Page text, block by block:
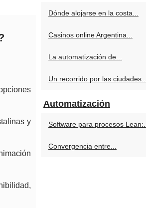
y
Dónde alojarse en la costa...
Casinos online Argentina...
La automatización de...
Un recorrido por las ciudades...
Automatización
Software para procesos Lean:...
Convergencia entre...